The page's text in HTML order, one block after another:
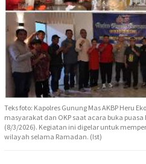
Teks foto: Kapolres Gunung Mas AKBP Heru
masyarakat dan OKP saat acara buka
(8/3/2026). Kegiatan ini digelar untuk
wilayah selama Ramadan. (Ist)